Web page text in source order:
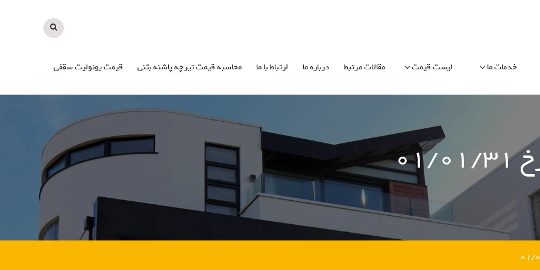
خدمات ما لیست قیمت مقالات مرتبط درباره ما ارتباط با ما محاسبه قیمت تیرچه پاشنه بتنی قیمت یونولیت سقفی